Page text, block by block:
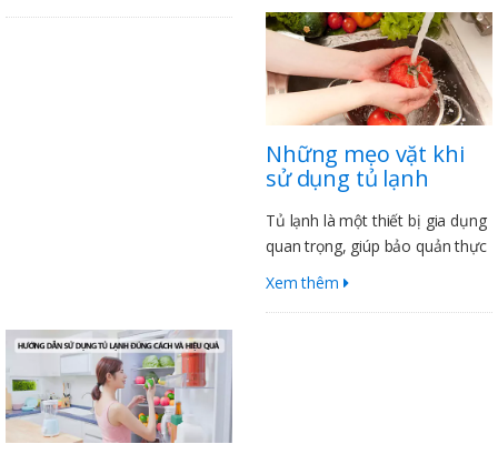
trong tủ lạnh. Dưới đây là một
số mẹo giúp bạn bảo quản đồ
ăn thừa trong tủ lạnh an toàn
và hiệu quả
Những mẹo vặt khi
sử dụng tủ lạnh
Tủ lạnh là một thiết bị gia dụng
quan trọng, giúp bảo quản thực
phẩm tươi ngon và an toàn cho
Xem thêm